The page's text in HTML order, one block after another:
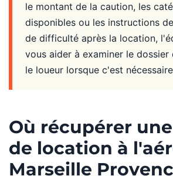
le montant de la caution, les
disponibles ou les instructions
de difficulté après la location,
vous aider à examiner le
le loueur lorsque c'est
Où récupérer
de location à
Marseille